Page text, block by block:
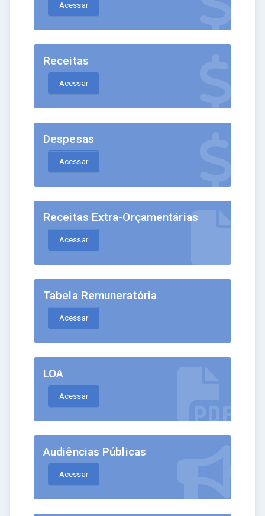
Acessar
Receitas
Acessar
Despesas
Acessar
Receitas Extra-Orçamentárias
Acessar
Tabela Remuneratória
Acessar
LOA
Acessar
Audiências Públicas
Acessar